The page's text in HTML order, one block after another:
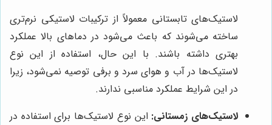
لاستیک‌های تابستانی معمولاً از ترکیبات لاستیکی نرم‌تری
ساخته می‌شوند که باعث می‌شود در دماهای بالا عملکرد
بهتری داشته باشند. با این حال، استفاده از این نوع
لاستیک‌ها در آب و هوای سرد و برفی توصیه نمی‌شود، زیرا
در این شرایط عملکرد مناسبی ندارند.
لاستیک‌های زمستانی: این نوع لاستیک‌ها برای استفاده در